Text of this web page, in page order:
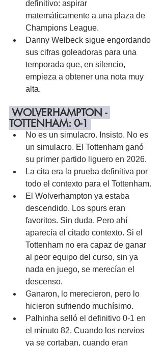
definitivo: aspirar
matemáticamente a una plaza de
Champions League.
Danny Welbeck sigue engordando
sus cifras goleadoras para una
temporada que, en silencio,
empieza a obtener una nota muy
alta.
WOLVERHAMPTON -
TOTTENHAM: 0-1
No es un simulacro. Insisto. No es
un simulacro. El Tottenham ganó
su primer partido liguero en 2026.
La cita era la prueba definitiva por
todo el contexto para el Tottenham.
El Wolverhampton ya estaba
descendido. Los spurs eran
favoritos. Sin duda. Pero ahí
aparecía el citado contexto. Si el
Tottenham no era capaz de ganar
al peor equipo del curso, sin ya
nada en juego, se merecían el
descenso.
Ganaron, lo merecieron, pero lo
hicieron sufriendo muchísimo.
Palhinha selló el definitivo 0-1 en
el minuto 82. Cuando los nervios
ya se cortaban, cuando eran